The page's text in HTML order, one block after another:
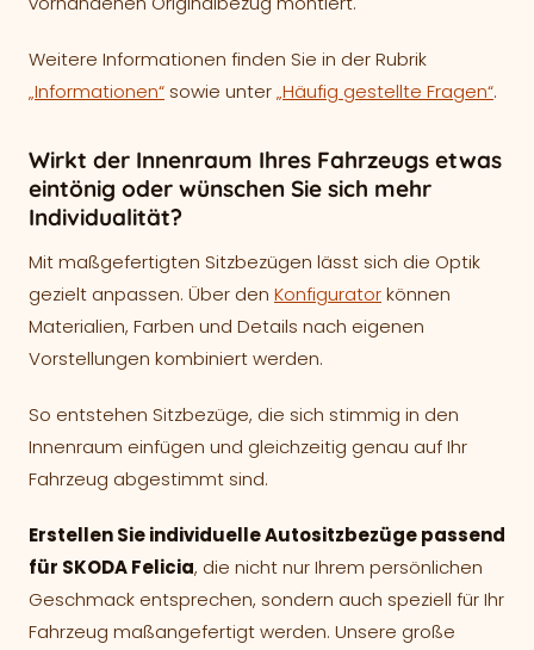
Weitere Informationen finden Sie in der Rubrik
„Informationen“ sowie unter„Häufig gestellte Fragen“.
Wirkt der Innenraum Ihres Fahrzeugs etwas
eintönig oder wünschen Sie sich mehr
Individualität?
Mit maßgefertigten Sitzbezügen lässt sich die Optik
gezielt anpassen. Über den Konfiguratorkönnen
Materialien, Farben und Details nach eigenen
Vorstellungen kombiniert werden.
So entstehen Sitzbezüge, die sich stimmig in den
Innenraum einfügen und gleichzeitig genau auf Ihr
Fahrzeug abgestimmt sind.
Erstellen Sie individuelle Autositzbezüge passend
für SKODA Felicia, die nicht nur Ihrem persönlichen
Geschmack entsprechen, sondern auch speziell für Ihr
Fahrzeug maßangefertigt werden. Unsere große